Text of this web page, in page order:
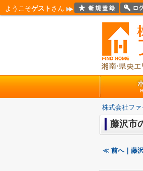
ようこそゲスト さん
株式会社フ
藤沢市
≪ 前へ｜藤